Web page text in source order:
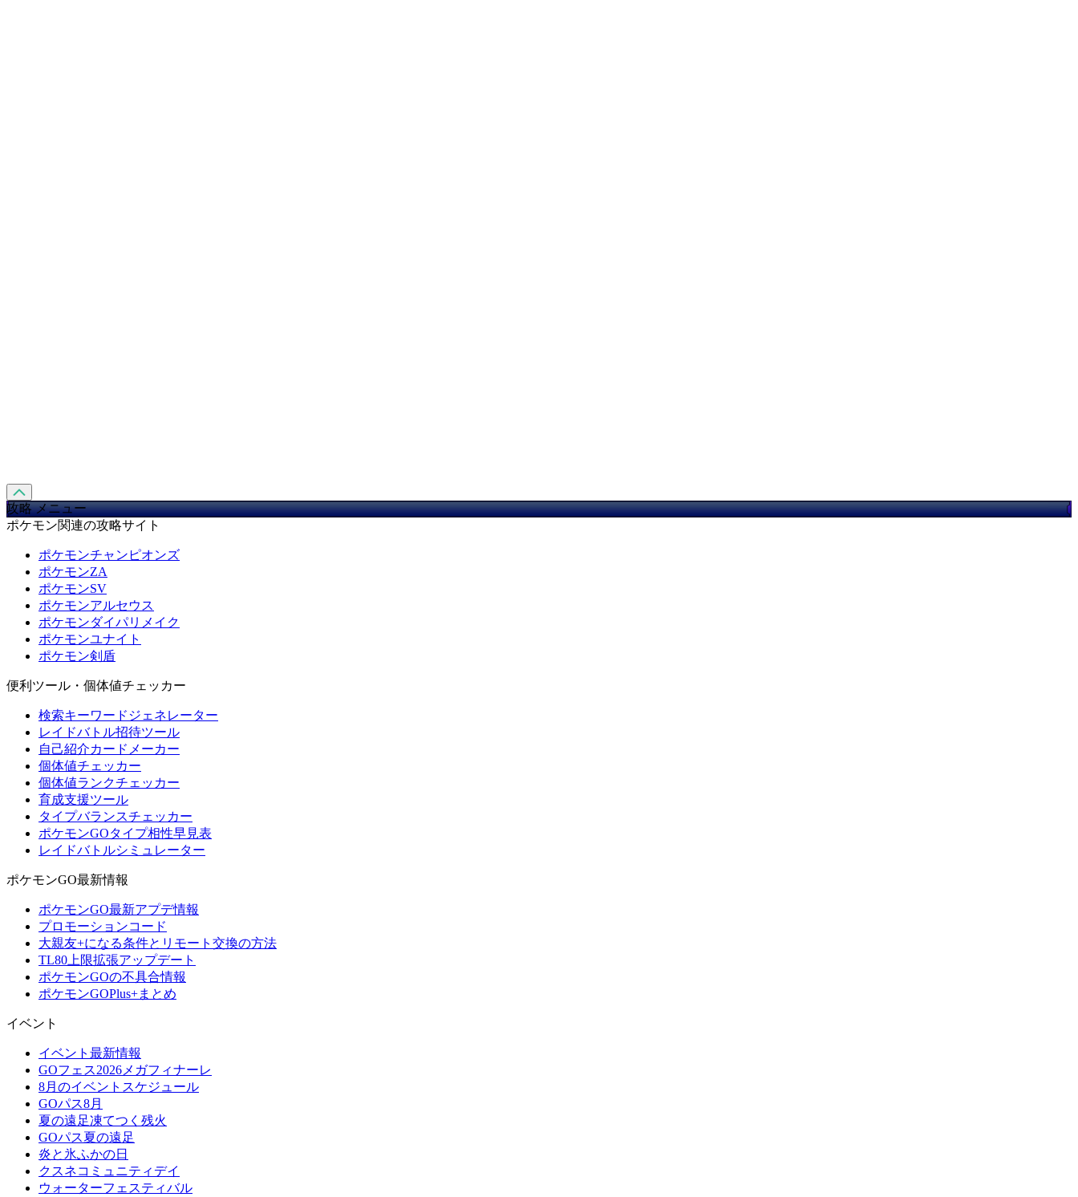
攻略 メニュー
ポケモン関連の攻略サイト
ポケモンチャンピオンズ
ポケモンZA
ポケモンSV
ポケモンアルセウス
ポケモンダイパリメイク
ポケモンユナイト
ポケモン剣盾
便利ツール・個体値チェッカー
検索キーワードジェネレーター
レイドバトル招待ツール
自己紹介カードメーカー
個体値チェッカー
個体値ランクチェッカー
育成支援ツール
タイプバランスチェッカー
ポケモンGOタイプ相性早見表
レイドバトルシミュレーター
ポケモンGO最新情報
ポケモンGO最新アプデ情報
プロモーションコード
大親友+になる条件とリモート交換の方法
TL80上限拡張アップデート
ポケモンGOの不具合情報
ポケモンGOPlus+まとめ
イベント
イベント最新情報
GOフェス2026メガフィナーレ
8月のイベントスケジュール
GOパス8月
夏の遠足凍てつく残火
GOパス夏の遠足
炎と氷ふかの日
クスネコミュニティデイ
ウォーターフェスティバル